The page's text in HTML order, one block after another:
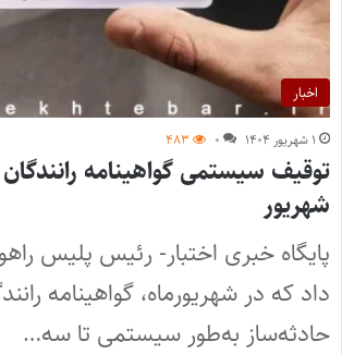
اخبار
۱ شهریور ۱۴۰۴ ۰ ۴۸۳
توقیف سیستمی گواهینامه
شهریور
پایگاه خبری اختبار- رئیس پلیس
داد که در شهریورماه، گواهینامه
حادثه‌ساز به‌طور سیستمی تا سه…